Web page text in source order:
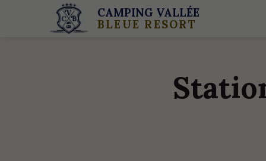
CAMPING VALLÉE
BLEUE RESORT